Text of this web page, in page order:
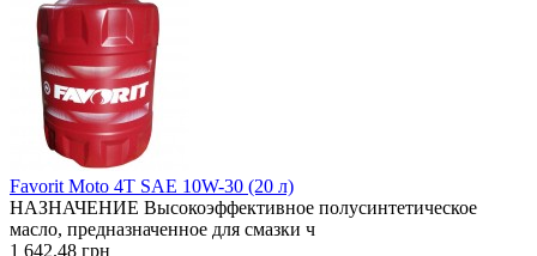
Favorit Moto 4T SAE 10W-30 (20 л)
НАЗНАЧЕНИЕ Высокоэффективное полусинтетическое
масло, предназначенное для смазки ч
1 642.48 грн